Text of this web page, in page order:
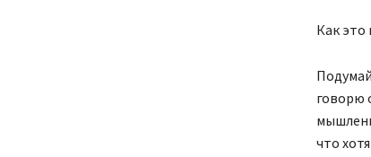
Как это
говорю
что